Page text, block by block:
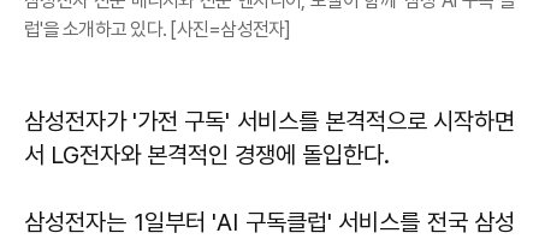
럽'을 소개하고 있다. [사진=삼성전자]
삼성전자가 '가전 구독' 서비스를 본격적으로 시작하면
서 LG전자와 본격적인 경쟁에 돌입한다.
삼성전자는 1일부터 'AI 구독클럽' 서비스를 전국 삼성